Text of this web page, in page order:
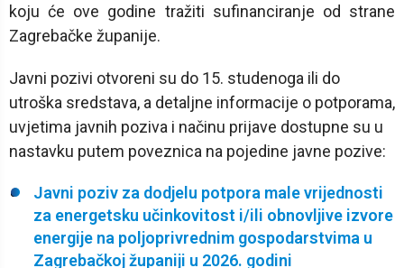
koju će ove godine tražiti sufinanciranje od strane
Zagrebačke županije.
Javni pozivi otvoreni su do 15. studenoga ili do
utroška sredstava, a detaljne informacije o potporama,
uvjetima javnih poziva i načinu prijave dostupne su u
nastavku putem poveznica na pojedine javne pozive:
Javni poziv za dodjelu potpora male vrijednosti
za energetsku učinkovitost i/ili obnovljive izvore
energije na poljoprivrednim gospodarstvima u
Zagrebačkoj županiji u 2026. godini